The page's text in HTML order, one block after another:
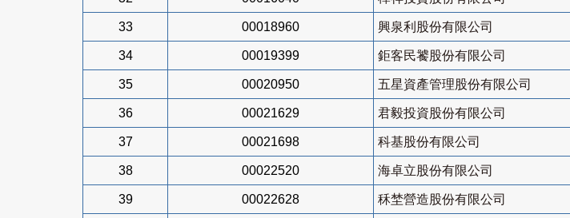
33 00018960 興泉利股份有限公司
34 00019399 鉅客民饕股份有限公司
35 00020950 五星資產管理股份有限公司
36 00021629 君毅投資股份有限公司
37 00021698 科基股份有限公司
38 00022520 海卓立股份有限公司
39 00022628 秝埜營造股份有限公司